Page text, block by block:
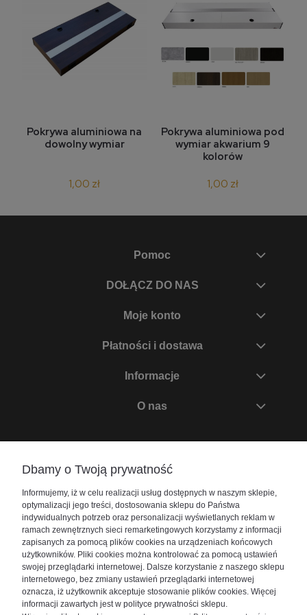
bezpieczeństwa użytkowania.
Pokrywa aluminiowa na
dowolny wymiar
1,00 zł
Pokrywa aluminiowa pod
wymiar akwarium 9
kolorów
1,00 zł
Pomoc
DOŁĄCZ DO NAS
Moje konto
Płatności i dostawa
Informacje
O nas
+48 730 447 156
bok@akwarium24.pl
Dbamy o Twoją prywatność
Informujemy, iż w celu realizacji usług dostępnych w naszym sklepie,
optymalizacji jego treści, dostosowania sklepu do Państwa
indywidualnych potrzeb oraz personalizacji wyświetlanych reklam w
ramach zewnętrznych sieci remarketingowych korzystamy z informacji
zapisanych za pomocą plików cookies na urządzeniach końcowych
użytkowników. Pliki cookies można kontrolować za pomocą ustawień
swojej przeglądarki internetowej. Dalsze korzystanie z naszego sklepu
internetowego, bez zmiany ustawień przeglądarki internetowej
oznacza, iż użytkownik akceptuje stosowanie plików cookies. Więcej
informacji zawartych jest w polityce prywatności sklepu.